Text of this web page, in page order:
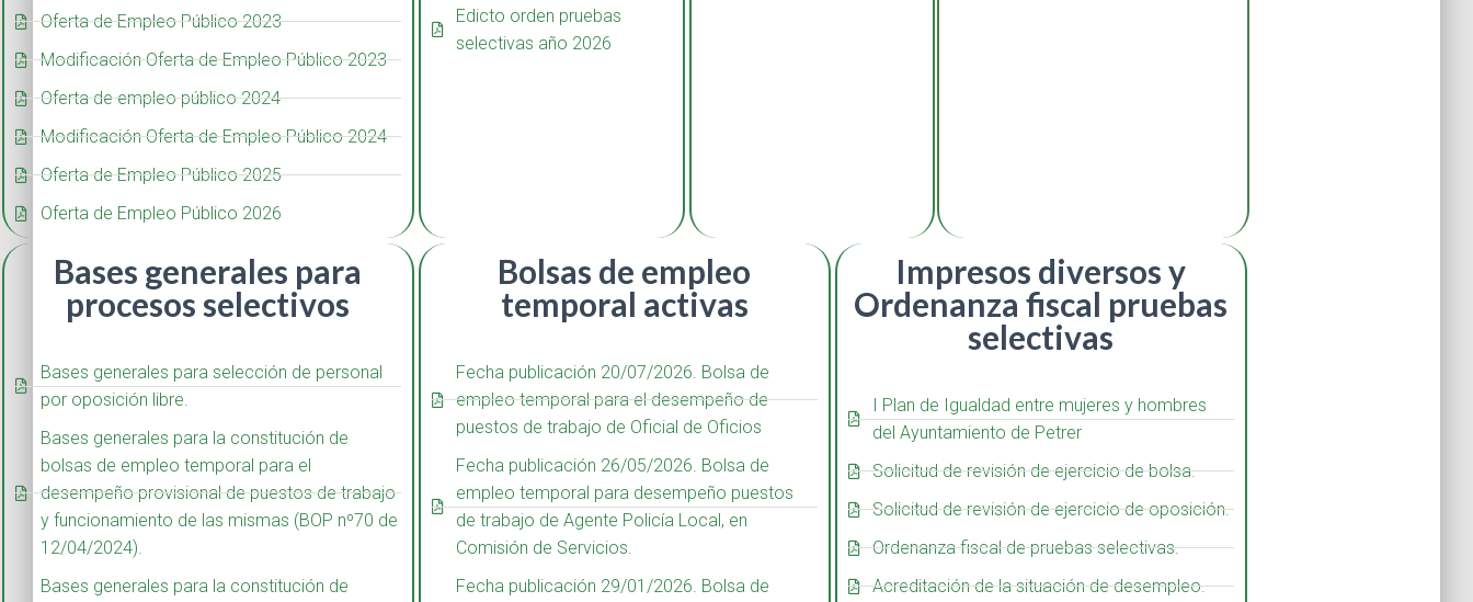
Oferta de Empleo Público 2023
Modificación Oferta de Empleo Público 2023
Oferta de empleo público 2024
Modificación Oferta de Empleo Público 2024
Oferta de Empleo Público 2025
Oferta de Empleo Público 2026
Edicto orden pruebas
selectivas año 2026
Bases generales para
procesos selectivos
Bases generales para selección de personal
por oposición libre.
Bases generales para la constitución de
bolsas de empleo temporal para el
desempeño provisional de puestos de trabajo
y funcionamiento de las mismas (BOP nº70 de
12/04/2024).
Bases generales para la constitución de
Bolsas de empleo
temporal activas
Fecha publicación 20/07/2026. Bolsa de
empleo temporal para el desempeño de
puestos de trabajo de Oficial de Oficios
Fecha publicación 26/05/2026. Bolsa de
empleo temporal para desempeño puestos
de trabajo de Agente Policía Local, en
Comisión de Servicios.
Fecha publicación 29/01/2026. Bolsa de
Impresos diversos y
Ordenanza fiscal pruebas
selectivas
I Plan de Igualdad entre mujeres y hombres
del Ayuntamiento de Petrer
Solicitud de revisión de ejercicio de bolsa.
Solicitud de revisión de ejercicio de oposición.
Ordenanza fiscal de pruebas selectivas.
Acreditación de la situación de desempleo.